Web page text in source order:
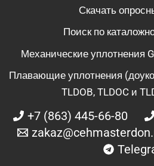
Скачать
Поиск по
Механические уплотнения
Плавающие уплотнения
TLDOB, TLDOC и
+7 (863) 445-66-80